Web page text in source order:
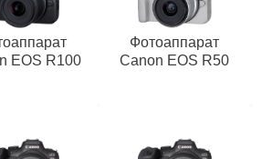
EOS R100
Фотоаппарат
Canon EOS R50